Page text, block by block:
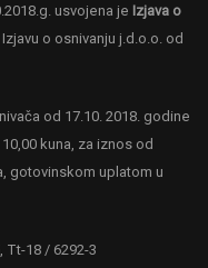
usvojena je Izjava o
o osnivanju j.d.o.o. od
od 17.10. 2018. godine
kuna, za iznos od
gotovinskom uplatom u
Tt-18 / 6292-3